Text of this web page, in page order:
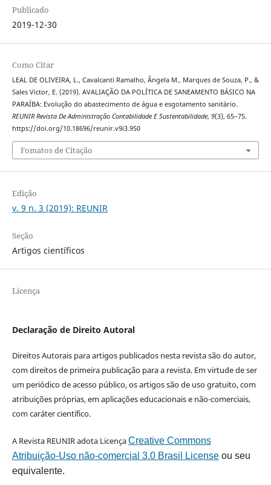
Publicado
2019-12-30
Como Citar
LEAL DE OLIVEIRA, L., Cavalcanti Ramalho, Ângela M., Marques de Souza, P., &
Sales Victor, E. (2019). AVALIAÇÃO DA POLÍTICA DE SANEAMENTO BÁSICO NA
PARAÍBA: Evolução do abastecimento de água e esgotamento sanitário.
REUNIR Revista De Administração Contabilidade E Sustentabilidade, 9(3), 65–75.
https://doi.org/10.18696/reunir.v9i3.950
Fomatos de Citação
Edição
v. 9 n. 3 (2019): REUNIR
Seção
Artigos científicos
Licença
Declaração de Direito Autoral
Direitos Autorais para artigos publicados nesta revista são do autor,
com direitos de primeira publicação para a revista. Em virtude de ser
um periódico de acesso público, os artigos são de uso gratuito, com
atribuições próprias, em aplicações educacionais e não-comerciais,
com caráter científico.
A Revista REUNIR adota LicençaCreative Commons
Atribuição-Uso não-comercial 3.0 Brasil Licenseou seu
equivalente.